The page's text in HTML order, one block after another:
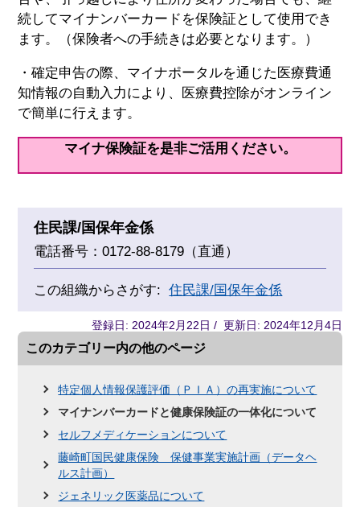
続してマイナンバーカードを保険証として使用でき
ます。（保険者への手続きは必要となります。）
・確定申告の際、マイナポータルを通じた医療費通
知情報の自動入力により、医療費控除がオンライン
で簡単に行えます。
マイナ保険証を是非ご活用ください。
住民課/国保年金係
電話番号：0172-88-8179（直通）
この組織からさがす:住民課/国保年金係
登録日: 2024年2月22日 / 更新日: 2024年12月4日
このカテゴリー内の他のページ
特定個人情報保護評価（ＰＩＡ）の再実施について
マイナンバーカードと健康保険証の一体化について
セルフメディケーションについて
藤崎町国民健康保険 保健事業実施計画（データヘ
ルス計画）
ジェネリック医薬品について